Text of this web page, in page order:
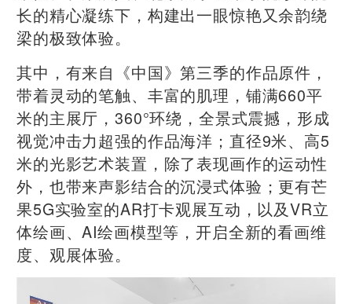
长的精心凝练下，构建出一眼惊艳又余韵绕
梁的极致体验。
其中，有来自《中国》第三季的作品原件，
带着灵动的笔触、丰富的肌理，铺满660平
米的主展厅，360°环绕，全景式震撼，形成
视觉冲击力超强的作品海洋；直径9米、高5
米的光影艺术装置，除了表现画作的运动性
外，也带来声影结合的沉浸式体验；更有芒
果5G实验室的AR打卡观展互动，以及VR立
体绘画、AI绘画模型等，开启全新的看画维
度、观展体验。